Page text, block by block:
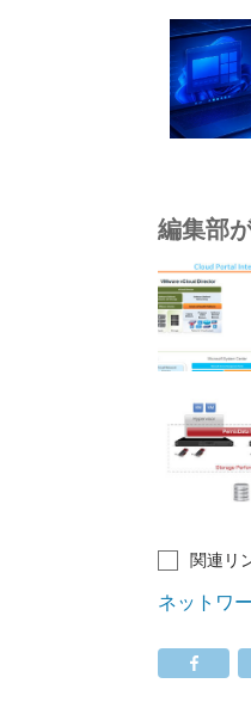
編集部
関連リ
ネットワ